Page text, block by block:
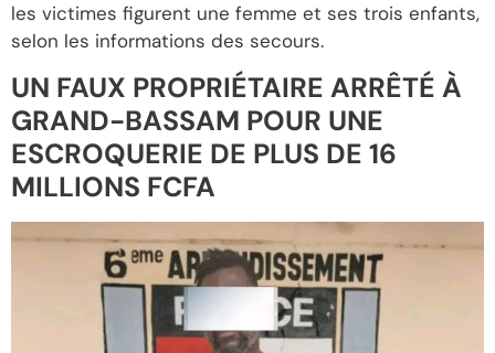
les victimes figurent une femme et ses trois enfants,
selon les informations des secours.
UN FAUX PROPRIÉTAIRE ARRÊTÉ À
GRAND-BASSAM POUR UNE
ESCROQUERIE DE PLUS DE 16
MILLIONS FCFA